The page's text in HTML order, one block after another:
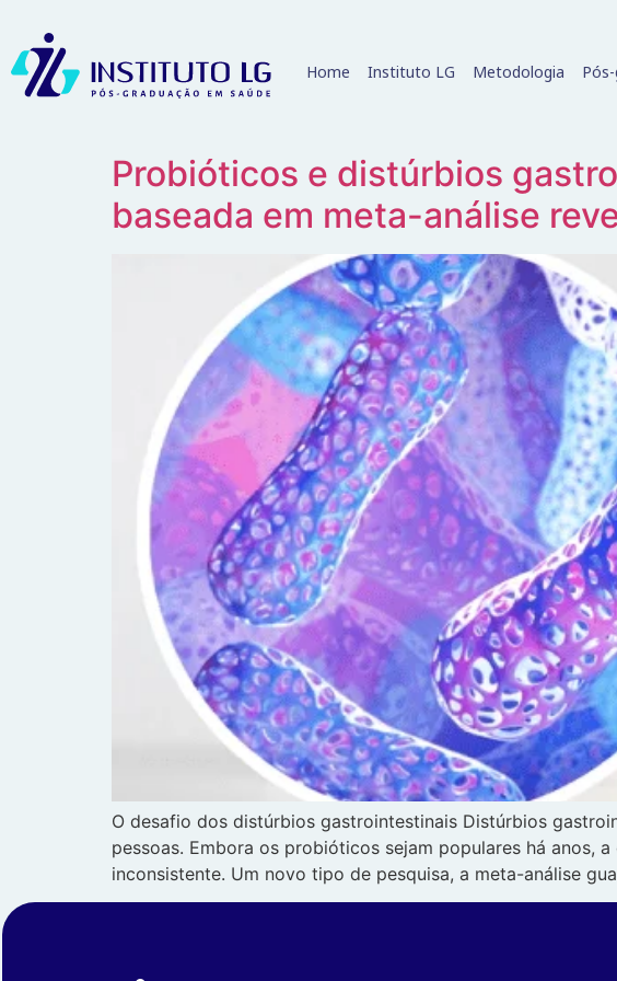
Home Instituto LG Metodologia
Probióticos e distúrbios
baseada em meta-análise
O desafio dos distúrbios gastrointestinais Distúrbios
pessoas. Embora os probióticos sejam populares há anos,
inconsistente. Um novo tipo de pesquisa, a meta-análise